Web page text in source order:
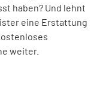
haben? Und lehnt
eine Erstattung
weiter.